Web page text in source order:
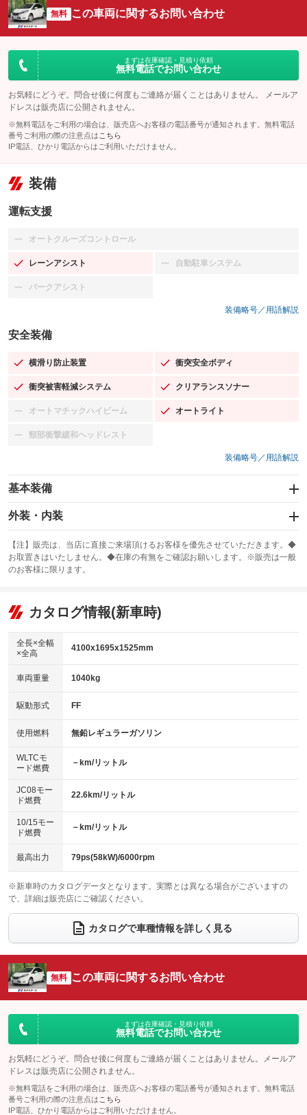
無料 この車両に関するお問い合わせ
まずは在庫確認・見積り依頼
無料電話でお問い合わせ
お気軽にどうぞ。問合せ後に何度もご連絡が届くことはありません。 メールア
ドレスは販売店に公開されません。
※無料電話をご利用の場合は、販売店へお客様の電話番号が通知されます。無料電話
番号ご利用の際の注意点は こちら
IP電話、ひかり電話からはご利用いただけません。
装備
運転支援
オートクルーズコントロール
：装備なし
レーンアシスト
：装備あり 自動駐車システム
：装備なし
パークアシスト
：装備なし
装備略号／用語解説
安全装備
横滑り防止装置
：装備あり 衝突安全ボディ
：装備あり
衝突被害軽減システム
：装備あり クリアランスソナー
：装備あり
オートマチックハイビーム
：装備なし オートライト
：装備あり
頸部衝撃緩和ヘッドレスト
：装備なし
装備略号／用語解説
基本装備
エアバッグ：運転席/助手席
：装備あり
：装備なし
サンルーフ
：装備なし ABS
リフトアップ
：装備なし
：装備なし
パワーウィンドウ
アイドリングストップ
：装備あり
USB入力端子
：装備なし
100V電源
：装備なし
センターデフロック
：装備なし
電動格納ミラー
：装備あり
外装・内装
カーナビ：SDナビ
：装備あり
TV
：装備なし
ビジュアル：-／DVD再生
：装備あり
アルミホイール
：装備なし
HID(キセノンライト)
バックカメラ
エアロ
：装備なし
ローダウン
：装備なし
ベンチシート
：装備なし
チップアップシート
：装備なし
電動格納サードシート
：装備なし シートヒーター
：装備なし
ウォークスルー
電動リアゲート フロントカメラ
：装備あり
シートエアコン
：装備なし 全周囲カメラ
：装備あり
サイドカメラ
：装備あり ルーフレール
：装備なし
エアサスペンション ヘッドライトウォッシャー
【注】販売は、当店に直接ご来場頂けるお客様を優先させていただきます。◆
お取置きはいたしません。◆在庫の有無をご確認お願いします。※販売は一般
のお客様に限ります。
カタログ情報(新車時)
全長×全幅
×全高
4100x1695x1525mm
車両重量 1040kg
駆動形式 FF
使用燃料 無鉛レギュラーガソリン
WLTCモ
ード燃費
－km/リットル
JC08モー
ド燃費
22.6km/リットル
10/15モー
ド燃費
－km/リットル
最高出力 79ps(58kW)/6000rpm
※新車時のカタログデータとなります。実際とは異なる場合がございますの
で、詳細は販売店にご確認ください。
カタログで車種情報を詳しく見る
無料 この車両に関するお問い合わせ
まずは在庫確認・見積り依頼
無料電話でお問い合わせ
お気軽にどうぞ。問合せ後に何度もご連絡が届くことはありません。メールア
ドレスは販売店に公開されません。
※無料電話をご利用の場合は、販売店へお客様の電話番号が通知されます。無料電話
番号ご利用の際の注意点は こちら
IP電話、ひかり電話からはご利用いただけません。